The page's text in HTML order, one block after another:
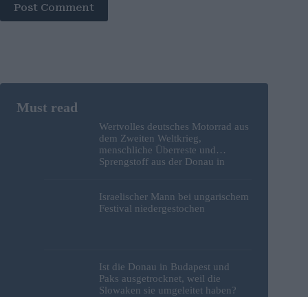
Post Comment
Wertvolles deutsches Motorrad aus
dem Zweiten Weltkrieg,
menschliche Überreste und
Sprengstoff aus der Donau in
Israelischer Mann bei ungarischem
Festival niedergestochen
Ist die Donau in Budapest und
Paks ausgetrocknet, weil die
Slowaken sie umgeleitet haben?